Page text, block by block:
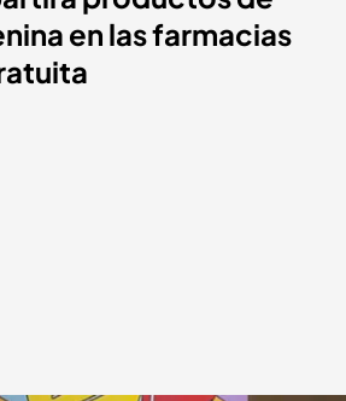
en las farmacias